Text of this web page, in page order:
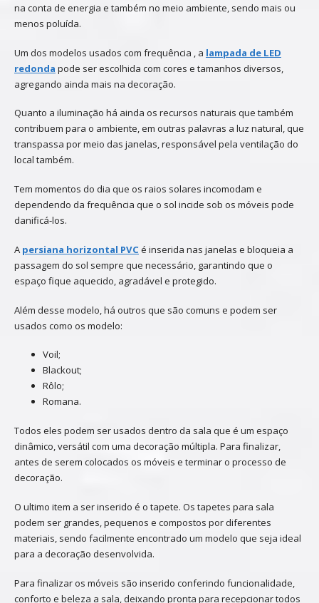
na conta de energia e também no meio ambiente, sendo mais ou
menos poluída.
Um dos modelos usados com frequência , a lampada de LED
redonda pode ser escolhida com cores e tamanhos diversos,
agregando ainda mais na decoração.
Quanto a iluminação há ainda os recursos naturais que também
contribuem para o ambiente, em outras palavras a luz natural, que
transpassa por meio das janelas, responsável pela ventilação do
local também.
Tem momentos do dia que os raios solares incomodam e
dependendo da frequência que o sol incide sob os móveis pode
danificá-los.
A persiana horizontal PVCé inserida nas janelas e bloqueia a
passagem do sol sempre que necessário, garantindo que o
espaço fique aquecido, agradável e protegido.
Além desse modelo, há outros que são comuns e podem ser
usados como os modelo:
Voil;
Blackout;
Rôlo;
Romana.
Todos eles podem ser usados dentro da sala que é um espaço
dinâmico, versátil com uma decoração múltipla. Para finalizar,
antes de serem colocados os móveis e terminar o processo de
decoração.
O ultimo item a ser inserido é o tapete. Os tapetes para sala
podem ser grandes, pequenos e compostos por diferentes
materiais, sendo facilmente encontrado um modelo que seja ideal
para a decoração desenvolvida.
Para finalizar os móveis são inserido conferindo funcionalidade,
conforto e beleza a sala, deixando pronta para recepcionar todos